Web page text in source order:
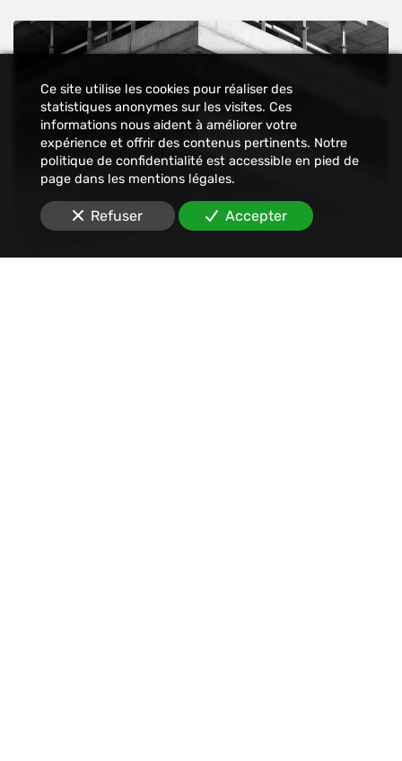
Nous établissons tout type de constats : avant-
Ce site utilise les cookies pour réaliser des
statistiques anonymes sur les visites. Ces
informations nous aident à améliorer votre
expérience et offrir des contenus pertinents. Notre
politique de confidentialité est accessible en pied de
page dans les mentions légales.
Refuser Accepter